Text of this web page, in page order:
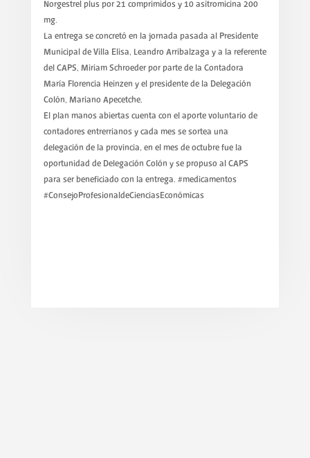
Norgestrel plus por 21 comprimidos y 10 asitromicina 200
mg.
La entrega se concretó en la jornada pasada al Presidente
Municipal de Villa Elisa, Leandro Arribalzaga y a la referente
del CAPS, Miriam Schroeder por parte de la Contadora
María Florencia Heinzen y el presidente de la Delegación
Colón, Mariano Apecetche.
El plan manos abiertas cuenta con el aporte voluntario de
contadores entrerrianos y cada mes se sortea una
delegación de la provincia, en el mes de octubre fue la
oportunidad de Delegación Colón y se propuso al CAPS
para ser beneficiado con la entrega. #medicamentos
#ConsejoProfesionaldeCienciasEconómicas